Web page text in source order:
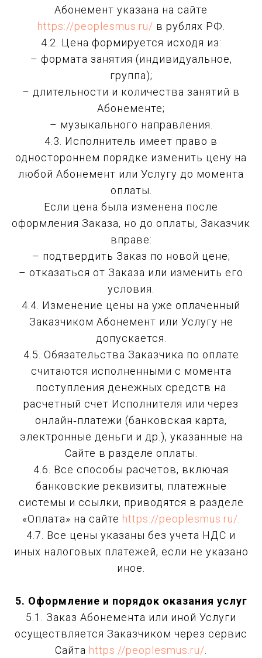
Абонемент указана на сайте
https://peoplesmus.ru/ в рублях РФ.
4.2. Цена формируется исходя из:
– формата занятия (индивидуальное,
группа);
– длительности и количества занятий в
Абонементе;
– музыкального направления.
4.3. Исполнитель имеет право в
одностороннем порядке изменить цену на
любой Абонемент или Услугу до момента
оплаты.
Если цена была изменена после
оформления Заказа, но до оплаты, Заказчик
вправе:
– подтвердить Заказ по новой цене;
– отказаться от Заказа или изменить его
условия.
4.4. Изменение цены на уже оплаченный
Заказчиком Абонемент или Услугу не
допускается.
4.5. Обязательства Заказчика по оплате
считаются исполненными с момента
поступления денежных средств на
расчетный счет Исполнителя или через
онлайн‑платежи (банковская карта,
электронные деньги и др.), указанные на
Сайте в разделе оплаты.
4.6. Все способы расчетов, включая
банковские реквизиты, платежные
системы и ссылки, приводятся в разделе
«Оплата» на сайте https://peoplesmus.ru/
4.7. Все цены указаны без учета НДС и
иных налоговых платежей, если не указано
иное.
5. Оформление и порядок оказания услуг
5.1. Заказ Абонемента или иной Услуги
осуществляется Заказчиком через сервис
Сайта https://peoplesmus.ru/